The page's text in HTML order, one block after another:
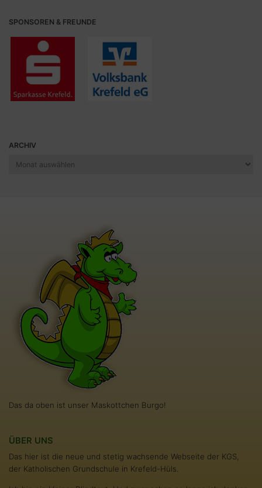
SPONSOREN & FREUNDE
ARCHIV
Archiv
Das da oben ist unser Maskottchen Burgo!
ÜBER UNS
Das hier ist die neue und stetig wachsende Webseite der KGS,
der Katholischen Grundschule in Krefeld-Hüls.